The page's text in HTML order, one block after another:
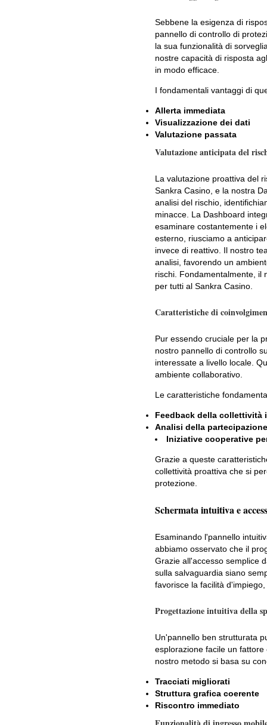
Sebbene la esigenza di
pannello di controllo di
la sua funzionalità di
nostre capacità di risposta
in modo efficace.
I fondamentali vantaggi di
Allerta immediata
Visualizzazione dei dati
Valutazione passata
Valutazione anticipata del
La valutazione proattiva del
Sankra Casino, e la nostra
analisi del rischio,
minacce. La Dashboard
esaminare costantemente i
esterno, riusciamo a
invece di reattivo. Il nostro
analisi, favorendo un
rischi. Fondamentalmente, il
per tutti al Sankra Casino.
Caratteristiche di
Pur essendo cruciale per la
nostro pannello di controllo
interessate a livello locale.
ambiente collaborativo.
Le caratteristiche
Feedback della collettività
Analisi della
Iniziative cooperative
Grazie a queste
collettività proattiva che si
protezione.
Schermata intuitiva e
Esaminando l'pannello
abbiamo osservato che il
Grazie all'accesso semplice
sulla salvaguardia siano
favorisce la facilità
Progettazione intuitiva della
Un'pannello ben strutturata
esplorazione facile un
nostro metodo si basa su
Tracciati migliorati
Struttura grafica coerente
Riscontro immediato